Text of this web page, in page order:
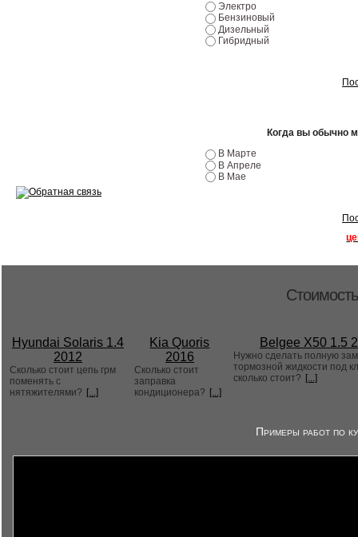
Электро
Бензиновый
Дизельный
Гибридный
Когда вы обычно
В Марте
В Апреле
В Мае
Hyundai Solaris 1.4
2012
Сколько стоит цепь грм
поменять с
нятяжителями? [...]
Kia Quoris
2016
Сколько стоит
заправка
кондиционера? [...]
Belgee X50 1.5
Нужно сделать полную
тормозной жидкости под
сколько стоит? [...]
Примеры работ по